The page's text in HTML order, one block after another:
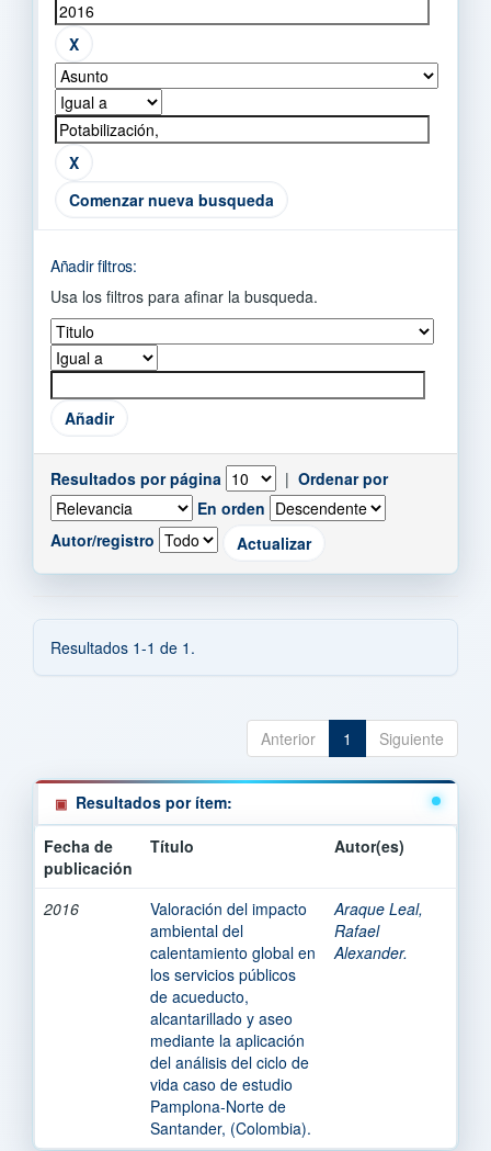
Comenzar nueva busqueda
Añadir filtros:
Usa los filtros para afinar la busqueda.
Resultados por página | Ordenar por
En orden
Autor/registro
Resultados 1-1 de 1.
Anterior 1 Siguiente
Resultados por ítem:
Fecha de
publicación
Título Autor(es)
2016
Valoración del impacto
ambiental del
calentamiento global en
los servicios públicos
de acueducto,
alcantarillado y aseo
mediante la aplicación
del análisis del ciclo de
vida caso de estudio
Pamplona-Norte de
Santander, (Colombia).
Araque Leal,
Rafael
Alexander.